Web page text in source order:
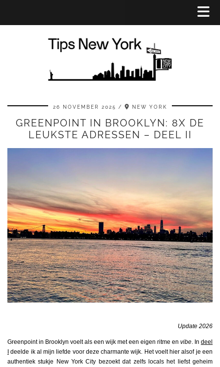
26 NOVEMBER 2025 NEW YORK
GREENPOINT IN BROOKLYN: 8X DE
LEUKSTE ADRESSEN – DEEL II
Update 2026
Greenpoint in Brooklyn voelt als een wijk met een eigen ritme en vibe . In deel
I deelde ik al mijn liefde voor deze charmante wijk. Het voelt hier alsof je een
authentiek stukje New York City bezoekt dat zelfs locals het liefst geheim